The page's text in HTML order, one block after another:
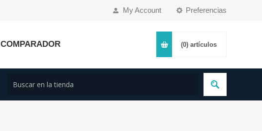
Preferencias
My Account
COMPARADOR (0) artículos